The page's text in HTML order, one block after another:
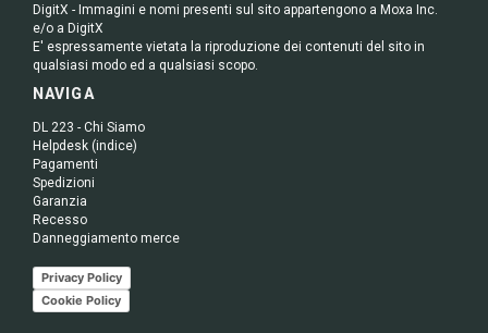
DigitX - Immagini e nomi presenti sul sito appartengono a Moxa Inc.
e/o a DigitX
E' espressamente vietata la riproduzione dei contenuti del sito in
qualsiasi modo ed a qualsiasi scopo.
NAVIGA
DL 223 - Chi Siamo
Helpdesk (indice)
Pagamenti
Spedizioni
Garanzia
Recesso
Danneggiamento merce
Privacy Policy
Cookie Policy